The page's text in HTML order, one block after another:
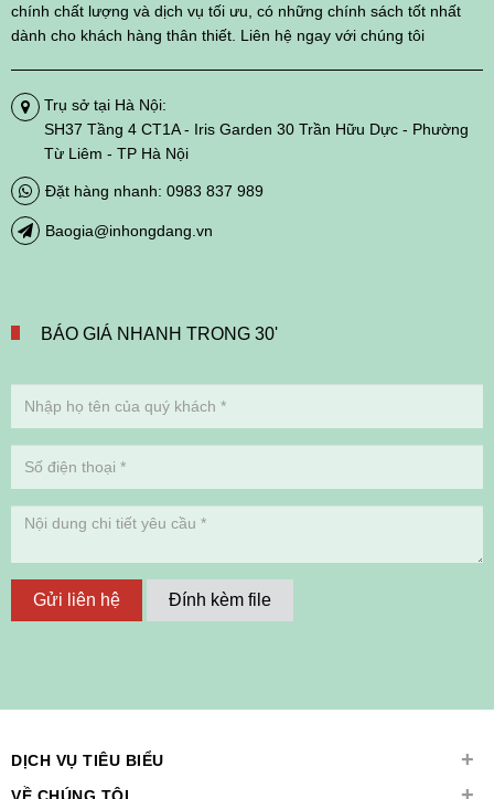
chính chất lượng và dịch vụ tối ưu, có những chính sách tốt nhất
dành cho khách hàng thân thiết. Liên hệ ngay với chúng tôi
Trụ sở tại Hà Nội:
SH37 Tầng 4 CT1A - Iris Garden 30 Trần Hữu Dực - Phường
Từ Liêm - TP Hà Nội
Đặt hàng nhanh: 0983 837 989
Baogia@inhongdang.vn
BÁO GIÁ NHANH TRONG 30'
Gửi liên hệ Đính kèm file
DỊCH VỤ TIÊU BIỂU +